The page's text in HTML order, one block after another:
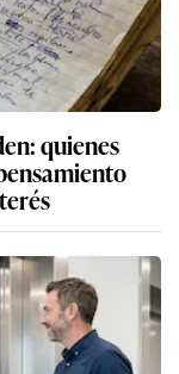
quienes